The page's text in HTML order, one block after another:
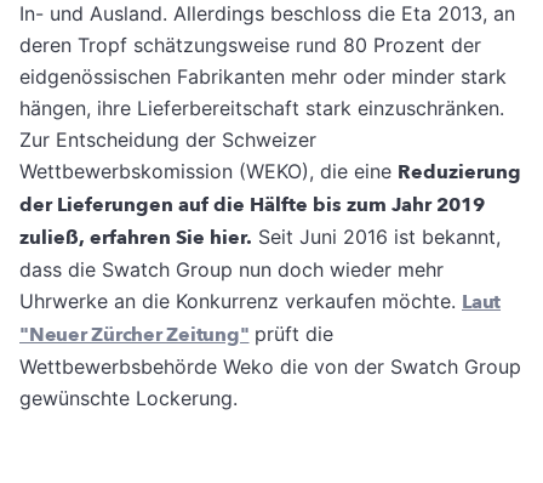
In- und Ausland. Allerdings beschloss die Eta 2013, an
deren Tropf schätzungsweise rund 80 Prozent der
eidgenössischen Fabrikanten mehr oder minder stark
hängen, ihre Lieferbereitschaft stark einzuschränken.
Zur Entscheidung der Schweizer
Wettbewerbskomission (WEKO), die eine Reduzierung
der Lieferungen auf die Hälfte bis zum Jahr 2019
zuließ, erfahren Sie hier. Seit Juni 2016 ist bekannt,
dass die Swatch Group nun doch wieder mehr
Uhrwerke an die Konkurrenz verkaufen möchte. Laut
"Neuer Zürcher Zeitung" prüft die
Wettbewerbsbehörde Weko die von der Swatch Group
gewünschte Lockerung.